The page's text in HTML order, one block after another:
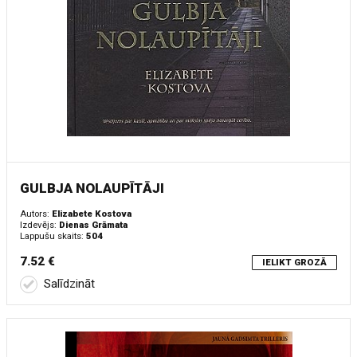
GULBJA NOLAUPĪTĀJI
Autors: Elizabete Kostova
Izdevējs: Dienas Grāmata
Lappušu skaits: 504
7.52 € IELIKT GROZĀ
Salīdzināt